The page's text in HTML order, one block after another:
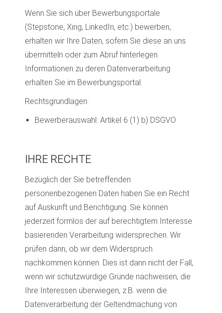
Wenn Sie sich über Bewerbungsportale
(Stepstone, Xing, LinkedIn, etc.) bewerben,
erhalten wir Ihre Daten, sofern Sie diese an uns
übermitteln oder zum Abruf hinterlegen.
Informationen zu deren Datenverarbeitung
erhalten Sie im Bewerbungsportal.
Rechtsgrundlagen:
Bewerberauswahl: Artikel 6 (1) b) DSGVO
IHRE RECHTE
Bezüglich der Sie betreffenden
personenbezogenen Daten haben Sie ein Recht
auf Auskunft und Berichtigung. Sie können
jederzeit formlos der auf berechtigtem Interesse
basierenden Verarbeitung widersprechen. Wir
prüfen dann, ob wir dem Widerspruch
nachkommen können. Dies ist dann nicht der Fall,
wenn wir schutzwürdige Gründe nachweisen, die
Ihre Interessen überwiegen, z.B. wenn die
Datenverarbeitung der Geltendmachung von